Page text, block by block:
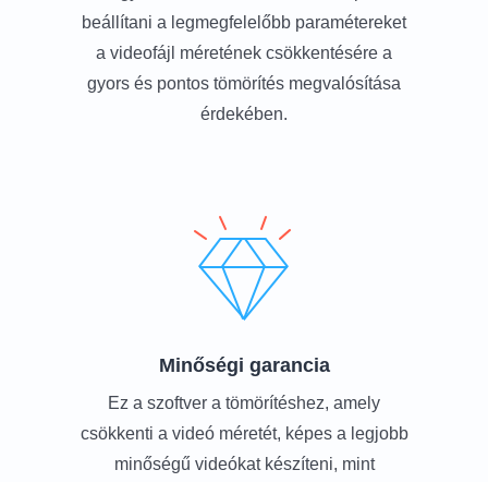
beállítani a legmegfelelőbb paramétereket
a videofájl méretének csökkentésére a
gyors és pontos tömörítés megvalósítása
érdekében.
Minőségi garancia
Ez a szoftver a tömörítéshez, amely
csökkenti a videó méretét, képes a legjobb
minőségű videókat készíteni, mint